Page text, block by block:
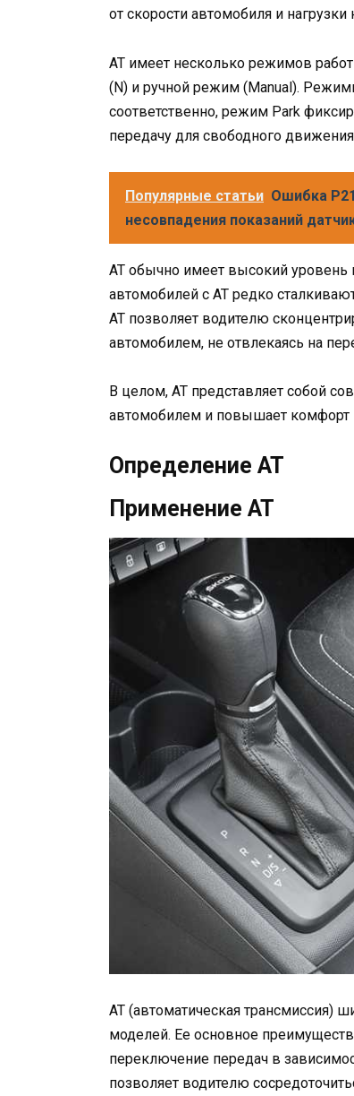
от скорости автомобиля и нагрузки
AT имеет несколько режимов
(N) и ручной режим (Manual).
соответственно, режим Park
передачу для свободного
Популярные статьи Ошибка
несовпадения показаний
AT обычно имеет высокий уровень
автомобилей с AT редко
AT позволяет водителю
автомобилем, не отвлекаясь на
В целом, AT представляет собой
автомобилем и повышает комфорт
Определение AT
Применение AT
AT (автоматическая трансмиссия)
моделей. Ее основное
переключение передач в
позволяет водителю